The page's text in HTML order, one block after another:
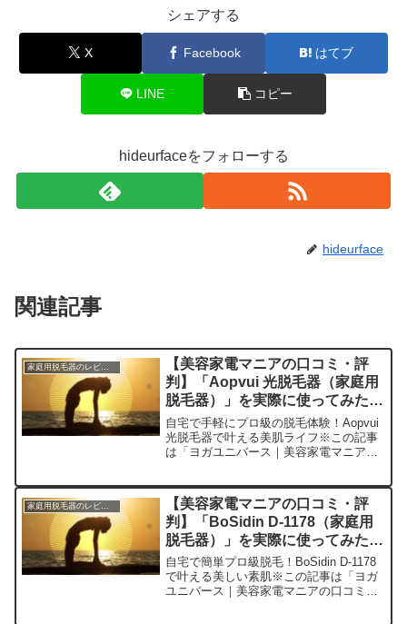
シェアする
X Facebook はてブ
LINE コピー
hideurfaceをフォローする
hideurface
関連記事
【美容家電マニアの口コミ・評
判】「Aopvui 光脱毛器（家庭用
脱毛器）」を実際に使ってみた正
直感想
自宅で手軽にプロ級の脱毛体験！Aopvui
光脱毛器で叶える美肌ライフ※この記事
は「ヨガユニバース｜美容家電マニアの
が紹介したいのが「Aopvui 光脱毛器」で
す。この...
【美容家電マニアの口コミ・評
判】「BoSidin D-1178（家庭用
脱毛器）」を実際に使ってみた正
直感想
自宅で簡単プロ級脱毛！BoSidin D-1178
で叶える美しい素肌※この記事は「ヨガ
ユニバース｜美容家電マニアの口コミ・